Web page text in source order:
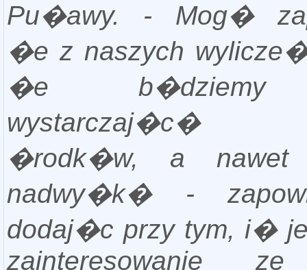
Pu�awy. - Mog�
�e z naszych
�e b�dziemy
�rodk�w, a nawet
nadwy�k� -
dodaj�c przy tym, i�
zainteresowanie